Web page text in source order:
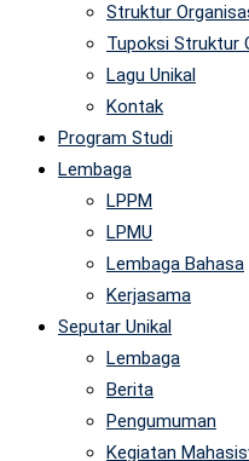
Struktur
Tupoksi Struktur
Lagu Unikal
Kontak
Program Studi
Lembaga
LPPM
LPMU
Lembaga Bahasa
Kerjasama
Seputar Unikal
Lembaga
Berita
Pengumuman
Kegiatan